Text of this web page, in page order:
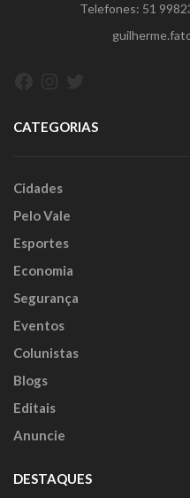
Telefones: 51
CATEGORIAS
Cidades
Pelo Vale
Esportes
Economia
Segurança
Eventos
Colunistas
Blogs
Editais
Anuncie
DESTAQUES